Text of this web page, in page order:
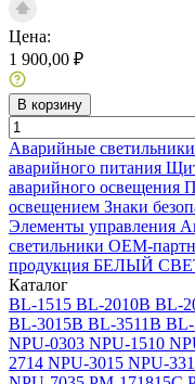
Цена:
1 900,00 ₽
В корзину
Аварийные светильники
аварийного питания
аварийного освещения
освещением Знаки
Элементы управления
светильники ОЕМ-
продукция БЕЛЫЙ
Каталог
BL-1515 BL-2010B BL-
BL-3015B BL-3511B BL-
NPU-0303 NPU-1510
2714 NPU-3015 NPU-